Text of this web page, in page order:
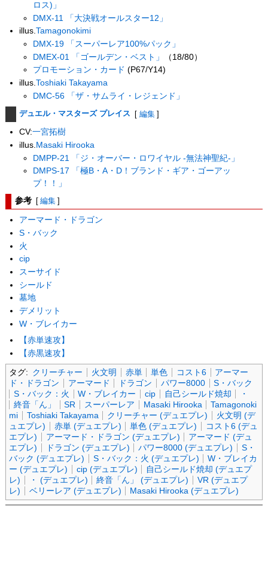
ロス)」
DMX-11 「大決戦オールスター12」
illus.Tamagonokimi
DMX-19 「スーパーレア100%パック」
DMEX-01 「ゴールデン・ベスト」
（18/80）
プロモーション・カード (P67/Y14)
illus.Toshiaki Takayama
DMC-56 「ザ・サムライ・レジェンド」
デュエル・マスターズ プレイス [ 編集 ]
CV:一宮拓樹
illus. Masaki Hirooka
DMPP-21 「ジ・オーバー・ロワイヤル -無法神聖紀-」
DMPS-17 「極B・A・D！ブランド・ギア・ゴーアッ
プ！！」
参考 [ 編集 ]
アーマード・ドラゴン
S・バック
火
cip
スーサイド
シールド
墓地
デメリット
W・ブレイカー
【赤単速攻】
【赤黒速攻】
タグ: クリーチャー 火文明 赤単 単色 コスト6
アーマー
ド・ドラゴン
アーマード ドラゴン パワー8000
S・バック
S・バック：火
W・ブレイカー cip 自己シールド焼却
・
終音「ん」
SR スーパーレア Masaki Hirooka
Tamagonoki
mi
Toshiaki Takayama クリーチャー (デュエプレ)
火文明 (デ
ュエプレ)
赤単 (デュエプレ) 単色 (デュエプレ)
コスト6 (デュ
エプレ)
アーマード・ドラゴン (デュエプレ)
アーマード (デュ
エプレ)
ドラゴン (デュエプレ) パワー8000 (デュエプレ)
S・
バック (デュエプレ)
S・バック：火 (デュエプレ)
W・ブレイカ
ー (デュエプレ)
cip (デュエプレ)
自己シールド焼却 (デュエプ
レ)
・ (デュエプレ) 終音「ん」 (デュエプレ)
VR (デュエプ
レ)
ベリーレア (デュエプレ) Masaki Hirooka (デュエプレ)